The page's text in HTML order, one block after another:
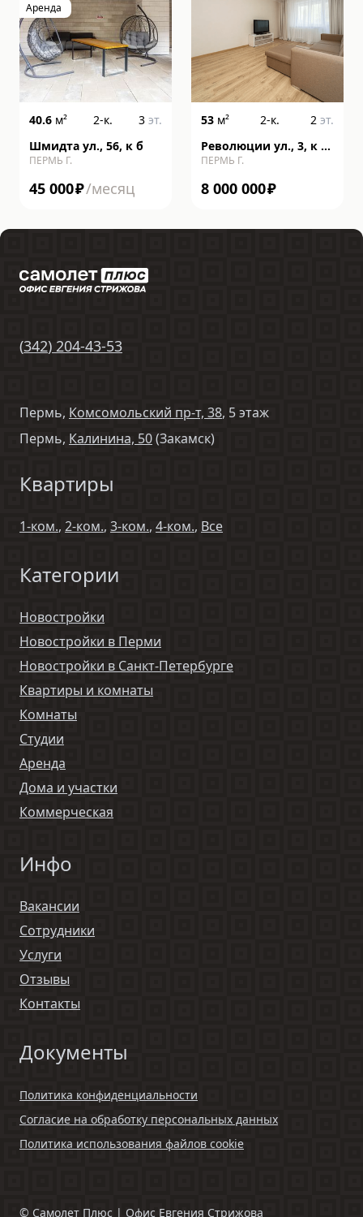
Аренда
40.6 м² 2-к. 3 эт.
Шмидта ул., 56, к б
ПЕРМЬ Г.
45 000₽/месяц
53 м² 2-к. 2 эт.
Революции ул., 3, к Б,
строение 4
ПЕРМЬ Г.
8 000 000₽
(342) 204-43-53
Пермь, Комсомольский пр-т, 38, 5 этаж
Пермь, Калинина, 50(Закамск)
Квартиры
1-ком., 2-ком., 3-ком., 4-ком., Все
Категории
Новостройки
Новостройки в Перми
Новостройки в Санкт-Петербурге
Квартиры и комнаты
Комнаты
Студии
Аренда
Дома и участки
Коммерческая
Инфо
Вакансии
Сотрудники
Услуги
Отзывы
Контакты
Документы
Политика конфиденциальности
Согласие на обработку персональных данных
Политика использования файлов cookie
© Самолет Плюс | Офис Евгения Стрижова